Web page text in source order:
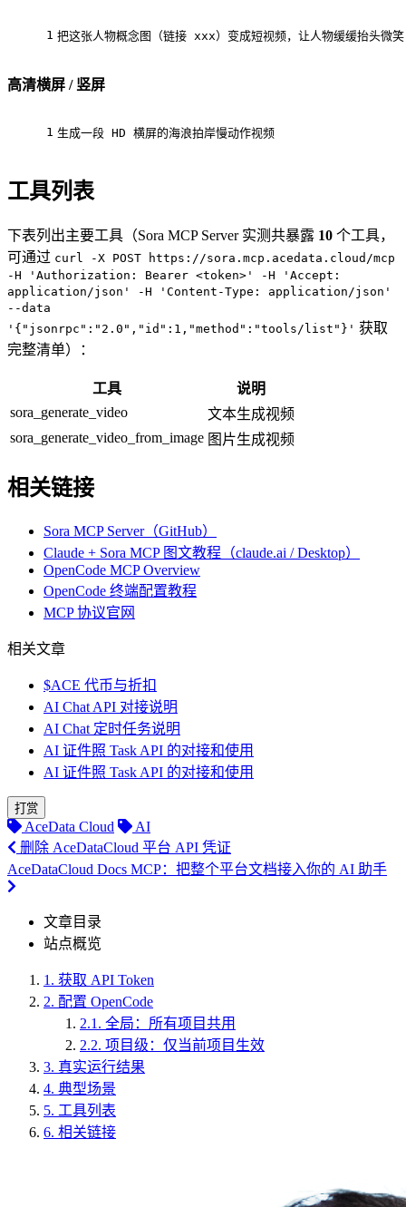
1 把这张人物概念图（链接 xxx）变成短视频，让人物缓缓抬头微笑
高清横屏 / 竖屏
1 生成一段 HD 横屏的海浪拍岸慢动作视频
工具列表
下表列出主要工具（Sora MCP Server 实测共暴露 10 个工具，
可通过 curl -X POST https://sora.mcp.acedata.cloud/mcp
-H 'Authorization: Bearer <token>' -H 'Accept:
application/json' -H 'Content-Type: application/json'
--data
'{"jsonrpc":"2.0","id":1,"method":"tools/list"}' 获取
完整清单）：
工具
说明
sora_generate_video
文本生成视频
sora_generate_video_from_image 图片生成视频
相关链接
Sora MCP Server（GitHub）
Claude + Sora MCP 图文教程（claude.ai / Desktop）
OpenCode MCP Overview
OpenCode 终端配置教程
MCP 协议官网
相关文章
$ACE 代币与折扣
AI Chat API 对接说明
AI Chat 定时任务说明
AI 证件照 Task API 的对接和使用
AI 证件照 Task API 的对接和使用
打赏
AceData Cloud
AI
删除 AceDataCloud 平台 API 凭证
AceDataCloud Docs MCP：把整个平台文档接入你的 AI 助手
文章目录
站点概览
1. 获取 API Token
2. 配置 OpenCode
2.1. 全局：所有项目共用
2.2. 项目级：仅当前项目生效
3. 真实运行结果
4. 典型场景
5. 工具列表
6. 相关链接